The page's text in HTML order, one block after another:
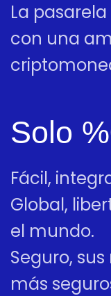
La
con una
Solo
Fácil,
Global,
el mundo.
Seguro,
más